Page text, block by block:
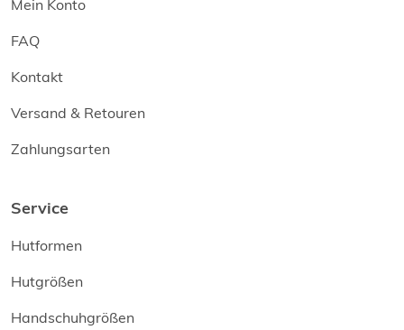
Mein Konto
FAQ
Kontakt
Versand & Retouren
Zahlungsarten
Service
Hutformen
Hutgrößen
Handschuhgrößen